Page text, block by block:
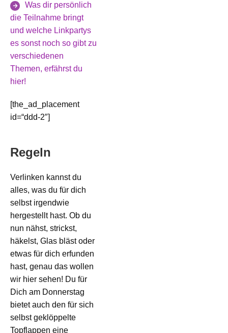
Was dir persönlich
die Teilnahme bringt
und welche Linkpartys
es sonst noch so gibt zu
verschiedenen
Themen, erfährst du
hier!
[the_ad_placement
id=“ddd-2″]
Regeln
Verlinken kannst du
alles, was du für dich
selbst irgendwie
hergestellt hast. Ob du
nun nähst, strickst,
häkelst, Glas bläst oder
etwas für dich erfunden
hast, genau das wollen
wir hier sehen! Du für
Dich am Donnerstag
bietet auch den für sich
selbst geklöppelte
Topflappen eine